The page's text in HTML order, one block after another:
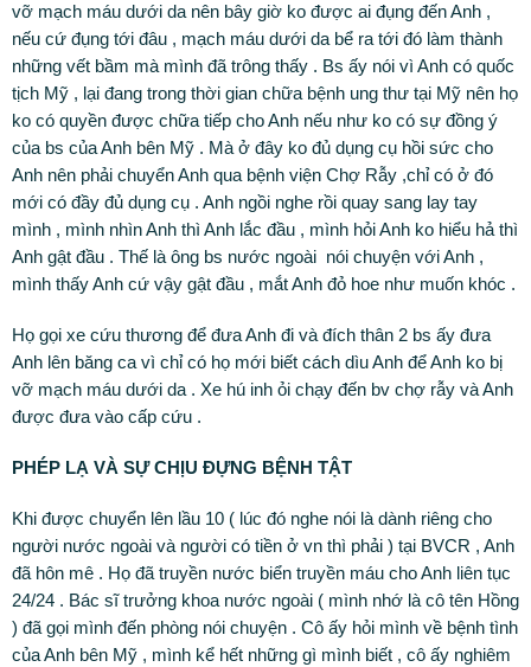
vỡ mạch máu dưới da nên bây giờ ko được ai đụng đến Anh ,
nếu cứ đụng tới đâu , mạch máu dưới da bể ra tới đó làm thành
những vết bầm mà mình đã trông thấy . Bs ấy nói vì Anh có quốc
tịch Mỹ , lại đang trong thời gian chữa bệnh ung thư tại Mỹ nên họ
ko có quyền được chữa tiếp cho Anh nếu như ko có sự đồng ý
của bs của Anh bên Mỹ . Mà ở đây ko đủ dụng cụ hồi sức cho
Anh nên phải chuyển Anh qua bệnh viện Chợ Rẫy ,chỉ có ở đó
mới có đầy đủ dụng cụ . Anh ngồi nghe rồi quay sang lay tay
mình , mình nhìn Anh thì Anh lắc đầu , mình hỏi Anh ko hiểu hả thì
Anh gật đầu . Thế là ông bs nước ngoài nói chuyện với Anh ,
mình thấy Anh cứ vậy gật đầu , mắt Anh đỏ hoe như muốn khóc .
Họ gọi xe cứu thương để đưa Anh đi và đích thân 2 bs ấy đưa
Anh lên băng ca vì chỉ có họ mới biết cách dìu Anh để Anh ko bị
vỡ mạch máu dưới da . Xe hú inh ỏi chạy đến bv chợ rẫy và Anh
được đưa vào cấp cứu .
PHÉP LẠ VÀ SỰ CHỊU ĐỰNG BỆNH TẬT
Khi được chuyển lên lầu 10 ( lúc đó nghe nói là dành riêng cho
người nước ngoài và người có tiền ở vn thì phải ) tại BVCR , Anh
đã hôn mê . Họ đã truyền nước biển truyền máu cho Anh liên tục
24/24 . Bác sĩ trưởng khoa nước ngoài ( mình nhớ là cô tên Hồng
) đã gọi mình đến phòng nói chuyện . Cô ấy hỏi mình về bệnh tình
của Anh bên Mỹ , mình kể hết những gì mình biết , cô ấy nghiêm